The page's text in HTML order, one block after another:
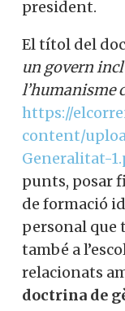
d’entrevistes
motiu el CSC
amb
El títol del
un govern
l’humanisme
https://
content/
Generalitat-
punts, posar
de formació
al personal
també a